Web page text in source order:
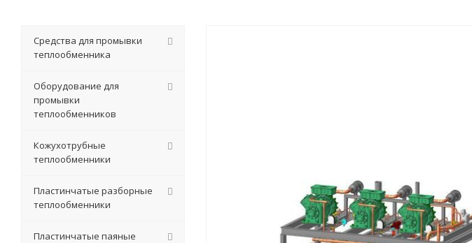
Средства для промывки
теплообменника
Оборудование для
промывки
теплообменников
Кожухотрубные
теплообменники
Пластинчатые разборные
теплообменники
Пластинчатые паяные